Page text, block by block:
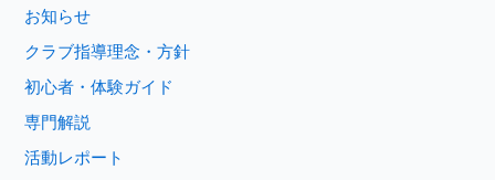
お知らせ
クラブ指導理念・方針
初心者・体験ガイド
専門解説
活動レポート